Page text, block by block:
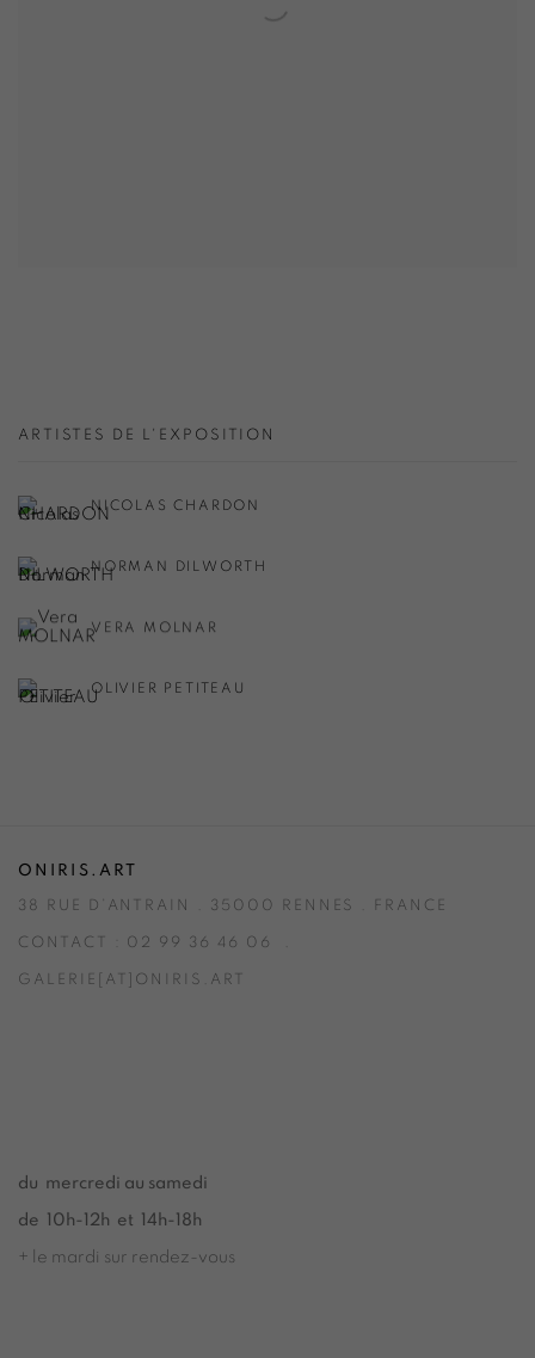
ARTISTES DE L'EXPOSITION
NICOLAS CHARDON
NORMAN DILWORTH
VERA MOLNAR
OLIVIER PETITEAU
ONIRIS.ART
38 RUE D’ANTRAIN . 35000 RENNES . FRANCE
CONTACT : 02 99 36 46 06 .
GALERIE[AT]ONIRIS.ART
du mercredi au samedi
de 10h-12h et 14h-18h
+ le mardi sur rendez-vous